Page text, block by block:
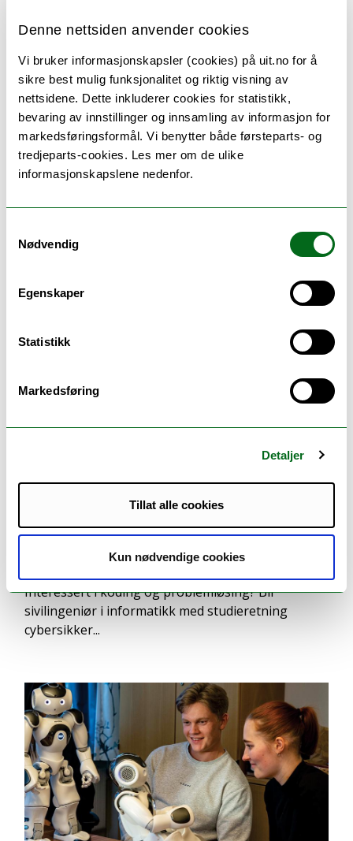
Denne nettsiden anvender cookies
Vi bruker informasjonskapsler (cookies) på uit.no for å
sikre best mulig funksjonalitet og riktig visning av
nettsidene. Dette inkluderer cookies for statistikk,
bevaring av innstillinger og innsamling av informasjon for
markedsføringsformål. Vi benytter både førsteparts- og
tredjeparts-cookies. Les mer om de ulike
informasjonskapslene nedenfor.
Nødvendig
Egenskaper
Statistikk
Markedsføring
Detaljer
Tillat alle cookies
Kun nødvendige cookies
Informatikk,
datamaskinsystemer - bachelor
( Tromsø )
programmering. Vær med på å utvikle ny teknologi
master
Interessert i koding og problemløsing? Bli
sivilingeniør i informatikk med studieretning
cybersikker...